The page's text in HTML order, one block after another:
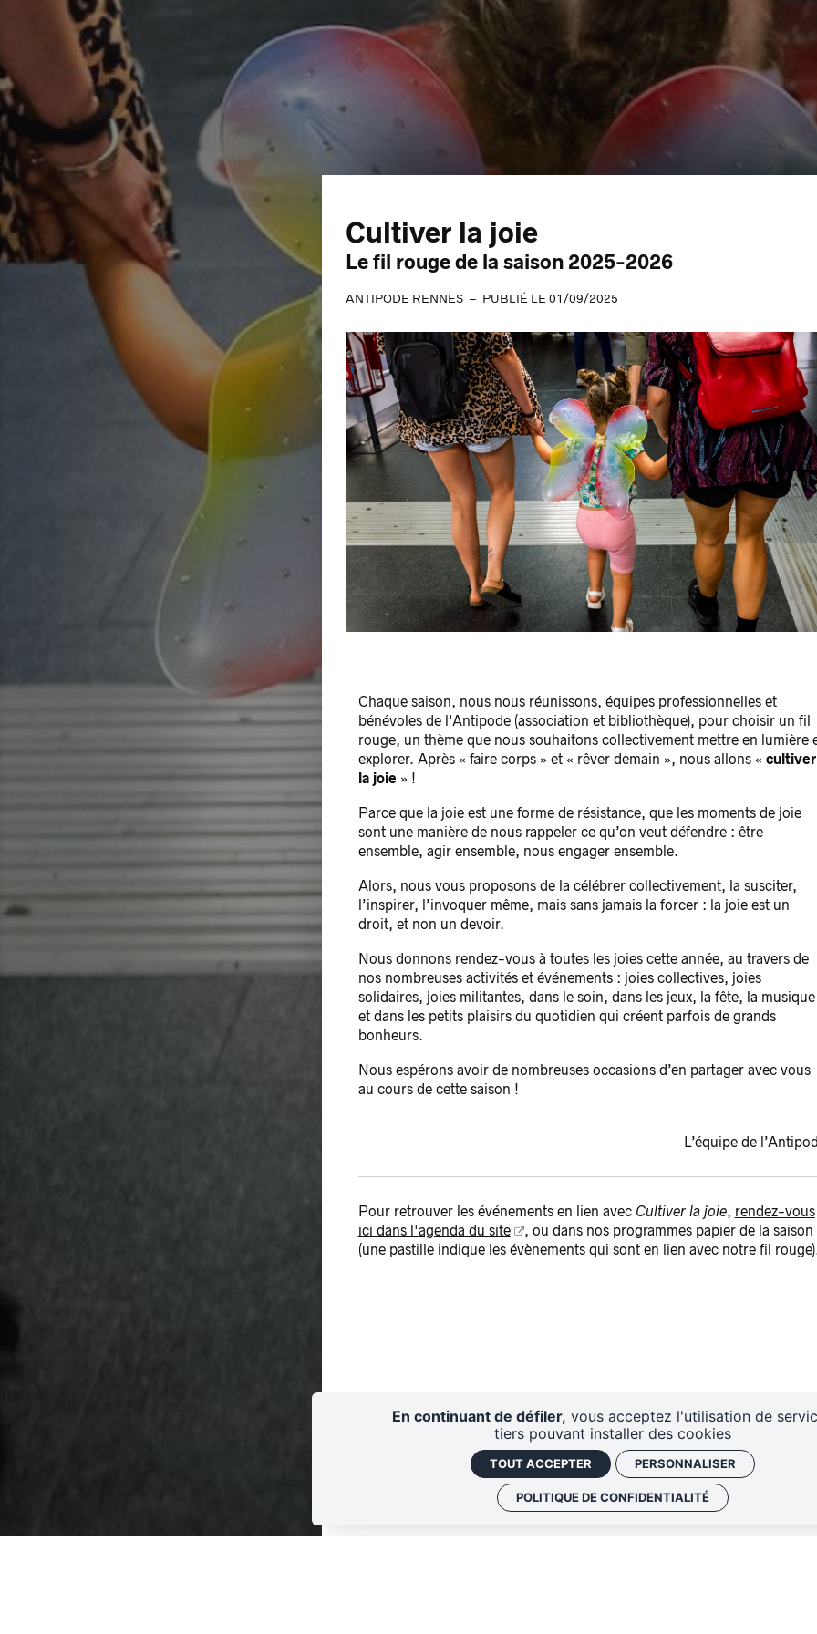
Cultiver la joie
Le fil rouge de la saison 2025-2026
ANTIPODE RENNES PUBLIÉ LE 01/09/2025
Chaque saison, nous nous réunissons, équipes professionnelles et
bénévoles de l'Antipode (association et bibliothèque), pour choisir un fil
rouge, un thème que nous souhaitons collectivement mettre en lumière
explorer. Après « faire corps » et « rêver demain », nous allons « cultiver
la joie » !
Parce que la joie est une forme de résistance, que les moments de joie
sont une manière de nous rappeler ce qu’on veut défendre : être
ensemble, agir ensemble, nous engager ensemble.
Alors, nous vous proposons de la célébrer collectivement, la susciter,
l’inspirer, l’invoquer même, mais sans jamais la forcer : la joie est un
droit, et non un devoir.
Nous donnons rendez-vous à toutes les joies cette année, au travers de
nos nombreuses activités et événements : joies collectives, joies
solidaires, joies militantes, dans le soin, dans les jeux, la fête, la musique
et dans les petits plaisirs du quotidien qui créent parfois de grands
bonheurs.
Nous espérons avoir de nombreuses occasions d’en partager avec vous
au cours de cette saison !
L’équipe de
Pour retrouver les événements en lien avec Cultiver la joie, rendez-vous
ici dans l'agenda du site
, ou dans nos programmes papier de la saison
(une pastille indique les évènements qui sont en lien avec notre fil
En continuant de défiler, vous acceptez l'utilisation de
tiers pouvant installer des cookies
TOUT ACCEPTER PERSONNALISER
POLITIQUE DE CONFIDENTIALITÉ